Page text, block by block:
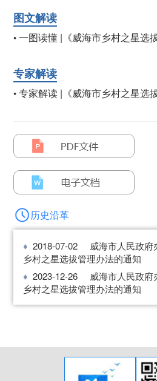
图文解读
•一图读懂 |《威海市乡村之星选
专家解读
•专家解读 |《威海市乡村之星选
历史沿革
2018-07-02
威海市人民政
乡村之星选拔管理办法的通知
2023-12-26
威海市人民政
乡村之星选拔管理办法的通知